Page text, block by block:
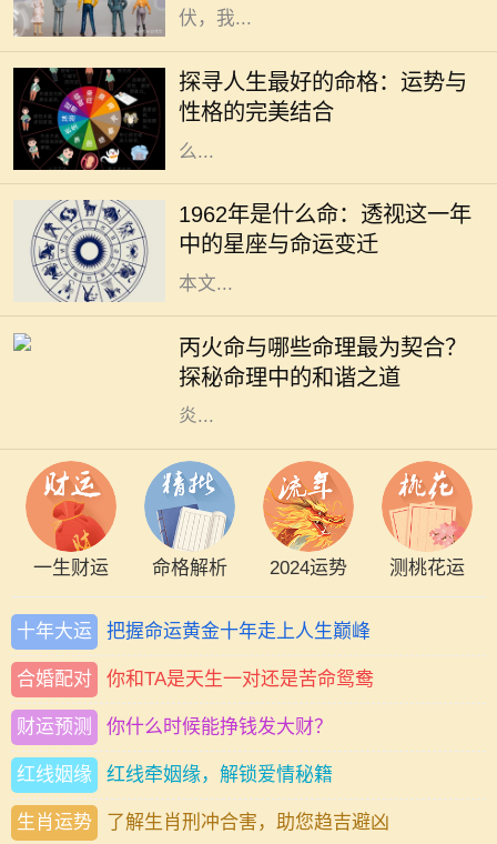
伏，我...
探寻人生最好的命格：运势与
性格的完美结合
在我们的人生旅途中，命格的好坏常
常被视为命运的关键。一个良好的命
格能够为我们带来顺遂的机遇、丰盈
的财运和良好的社会关系，但究竟什
么...
1962年是什么命：透视这一年
中的星座与命运变迁
1962年，对于许多人而言，是一个精
彩纷呈的年份。年头的寒风乍起，带
来了新的希望和挑战。在这个年份
中，许多星座将迎来命运的转折点。
本文...
丙火命与哪些命理最为契合？
探秘命理中的和谐之道
在中国的命理学中，五行相生相克的
理论是理解人与人之间关系的重要基
础。其中，丙火命的人，因其性格热
情、光明积极而备受瞩目。他们如同
炎...
一生财运 命格解析 2024运势 测桃花运
十年大运 把握命运黄金十年走上人生巅峰
合婚配对 你和TA是天生一对还是苦命鸳鸯
财运预测 你什么时候能挣钱发大财？
红线姻缘 红线牵姻缘，解锁爱情秘籍
生肖运势 了解生肖刑冲合害，助您趋吉避凶
在中华文化中，生肖是一个重要的传